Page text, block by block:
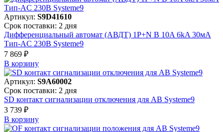
Артикул: S9D41610
Срок поставки: 2 дня
Дифференциальный автомат (АВДТ) 1P+N B 10A 6kA 30мА
Тип-AC 230В Systeme9
7 869 ₽
В корзинy
Артикул: S9A60002
Срок поставки: 2 дня
SD контакт сигнализации отключения для АВ Systeme9
3 739 ₽
В корзинy